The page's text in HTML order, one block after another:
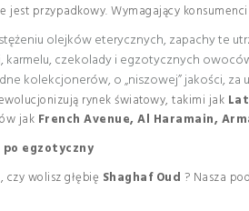
jest przypadkowy. Wymagający
olejków eterycznych, zapachy te
karmelu, czekolady i egzotycznych
kolekcjonerów, o „niszowej” jakości, za
rynek światowy, takimi jak
jak French Avenue, Al Haramain,
po egzotyczny
, czy wolisz głębię Shaghaf Oud ? Nasza